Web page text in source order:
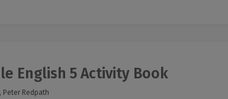
English 5 Activity Book
Peter Redpath